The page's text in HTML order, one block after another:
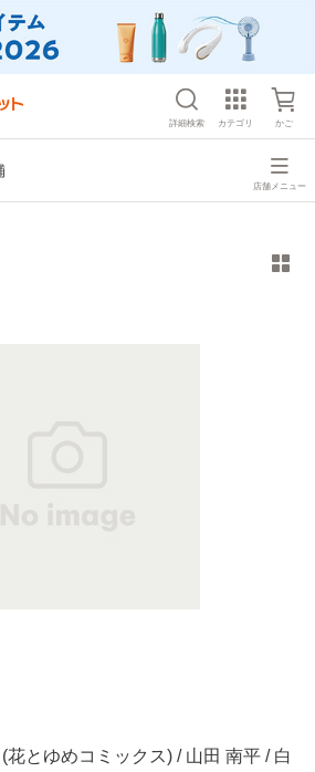
詳細検索 カテゴリ かご
店舗メニュー
(花とゆめコミックス) / 山田 南平 / 白